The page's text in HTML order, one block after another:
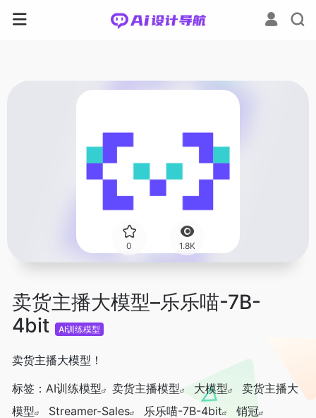
0 1.8K
卖货主播大模型–乐乐喵-7B-
4bit
AI训练模型
卖货主播大模型！
标签： AI训练模型 卖货主播模型 大模型
卖货主播大
模型
Streamer-Sales 乐乐喵-7B-4bit 销冠